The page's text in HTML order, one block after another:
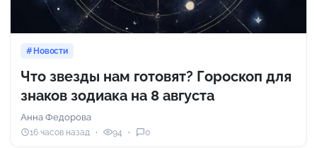
Новости
Что звезды нам готовят? Гороскоп для
знаков зодиака на 8 августа
Анна Федорова
16 часов назад 94 0